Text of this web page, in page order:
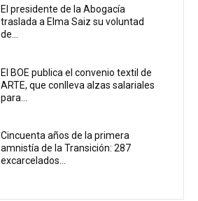
El presidente de la Abogacía
traslada a Elma Saiz su voluntad
de...
El BOE publica el convenio textil de
ARTE, que conlleva alzas salariales
para...
Cincuenta años de la primera
amnistía de la Transición: 287
excarcelados...